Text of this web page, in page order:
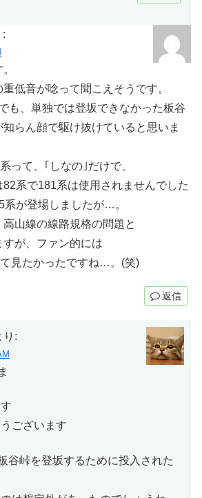
:
低音が唸って聞こえそうです。
も、単独では登坂できなかった板谷
らん顔で駆け抜けていると思いま
って、｢しなの｣だけで、
82系で181系は使用されませんでした
が登場しましたが…。
山線の線路規格の問題と
が、ファン的には
見たかったですね…。(笑)
返信
り:
ございます
谷峠を登坂するために投入された